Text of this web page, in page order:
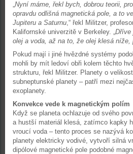
„Nyní máme, řekl bych, dobrou teorii,
opravdu odlišná magnetická pole, a to
Jupiteru a Saturnu,“ řekl Militzer,
Kalifornské univerzitě v Berkeley. „Dříve
olej a voda, až na to, že olej klesá
Pokud mají i jiné hvězdné systémy
mohli by mít ledoví obři kolem těchto
strukturu, řekl Militzer. Planety o
subneptunské planety – patří mezi
exoplanety.
Konvekce vede k magnetickým polím
Když se planeta ochlazuje od svého
a hustší materiál klesá, zatímco kapky
vroucí voda – tento proces se nazývá
planety elektricky vodivé, vytvoří silná
dipólové magnetické pole podobné